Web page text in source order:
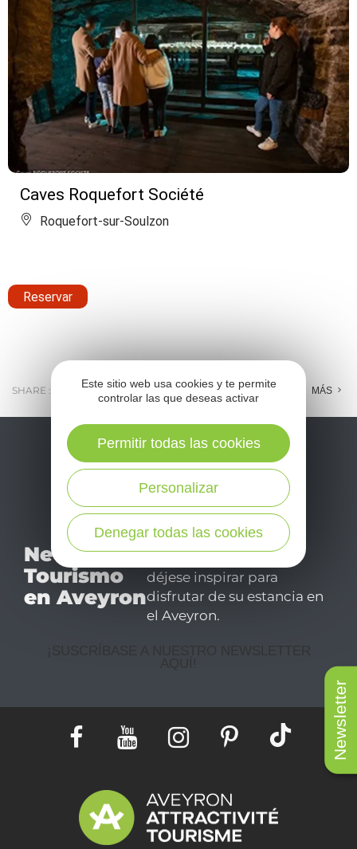
Newsletter
Caves Roquefort Société
Roquefort-sur-Soulzon
Reservar
SHARE : E-MAIL MESSENGER FACEBOOK MÁS
Newsletter
Tourismo
en Aveyron
No se pierda nuestro
déjese inspirar para
disfrutar de su estancia en
el Aveyron.
¡SUSCRÍBASE A NUESTRO NEWSLETTER
AQUÍ!
Este sitio web usa cookies y te permite
controlar las que deseas activar
Denegar todas las cookies
Personalizar
Permitir todas las cookies